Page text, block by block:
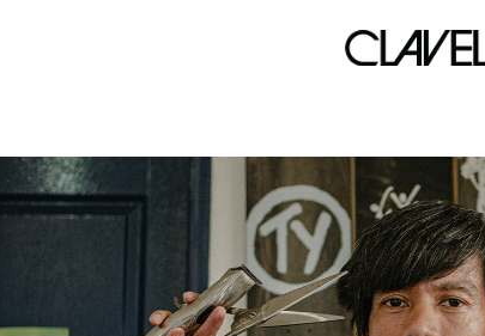
XX XX